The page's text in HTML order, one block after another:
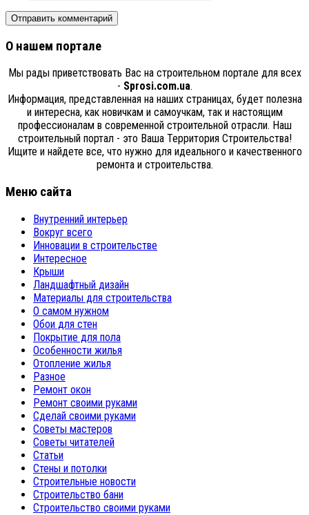
О нашем портале
Мы рады приветствовать Вас на строительном портале для всех
- Sprosi.com.ua.
Информация, представленная на наших страницах, будет полезна
и интересна, как новичкам и самоучкам, так и настоящим
профессионалам в современной строительной отрасли. Наш
строительный портал - это Ваша Территория Строительства!
Ищите и найдете все, что нужно для идеального и качественного
ремонта и строительства.
Меню сайта
Внутренний интерьер
Вокруг всего
Инновации в строительстве
Интересное
Крыши
Ландшафтный дизайн
Материалы для строительства
О самом нужном
Обои для стен
Покрытие для пола
Особенности жилья
Отопление жилья
Разное
Ремонт окон
Ремонт своими руками
Сделай своими руками
Советы мастеров
Советы читателей
Статьи
Стены и потолки
Строительные новости
Строительство бани
Строительство своими руками